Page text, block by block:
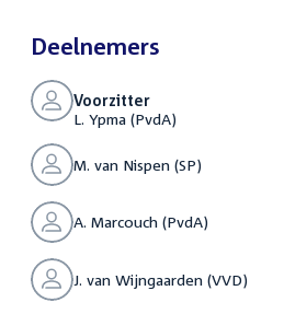
Deelnemers
Voorzitter
L. Ypma (PvdA)
M. van Nispen (SP)
A. Marcouch (PvdA)
J. van Wijngaarden (VVD)